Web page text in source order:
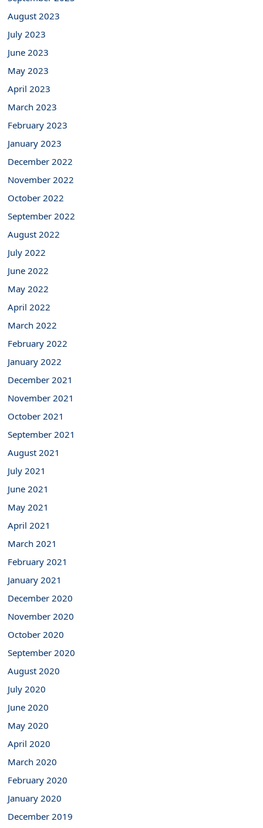
August 2023
July 2023
June 2023
May 2023
April 2023
March 2023
February 2023
January 2023
December 2022
November 2022
October 2022
September 2022
August 2022
July 2022
June 2022
May 2022
April 2022
March 2022
February 2022
January 2022
December 2021
November 2021
October 2021
September 2021
August 2021
July 2021
June 2021
May 2021
April 2021
March 2021
February 2021
January 2021
December 2020
November 2020
October 2020
September 2020
August 2020
July 2020
June 2020
May 2020
April 2020
March 2020
February 2020
January 2020
December 2019